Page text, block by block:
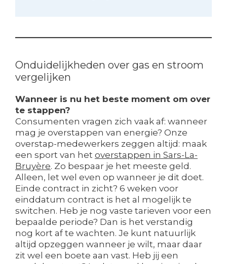
Onduidelijkheden over gas en stroom
vergelijken
Wanneer is nu het beste moment om over
te stappen?
Consumenten vragen zich vaak af: wanneer
mag je overstappen van energie? Onze
overstap-medewerkers zeggen altijd: maak
een sport van het overstappen in Sars-La-
Bruyère. Zo bespaar je het meeste geld.
Alleen, let wel even op wanneer je dit doet.
Einde contract in zicht? 6 weken voor
einddatum contract is het al mogelijk te
switchen. Heb je nog vaste tarieven voor een
bepaalde periode? Dan is het verstandig
nog kort af te wachten. Je kunt natuurlijk
altijd opzeggen wanneer je wilt, maar daar
zit wel een boete aan vast. Heb jij een